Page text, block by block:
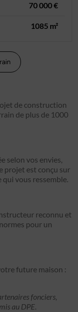
70 000 €
1085 m²
de construction
de plus de 1000
selon vos envies,
projet est conçu sur
vous ressemble.
reconnu et
pour un
future maison :
fonciers,
au DPE.